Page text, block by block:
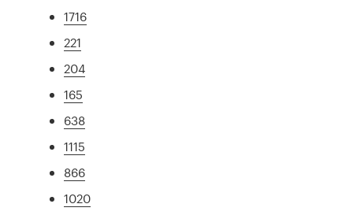
1716
221
204
165
638
1115
866
1020